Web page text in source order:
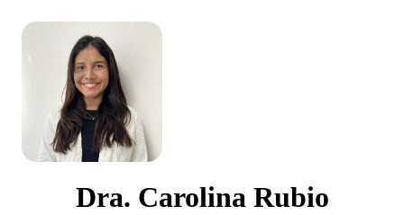
Dra. Carolina Rubio